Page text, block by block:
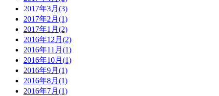
2017年3月(3)
2017年2月(1)
2017年1月(2)
2016年12月(2)
2016年11月(1)
2016年10月(1)
2016年9月(1)
2016年8月(1)
2016年7月(1)